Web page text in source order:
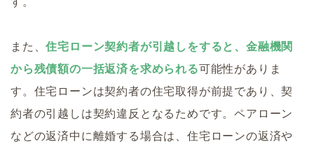
また、住宅ローン契約者が引越しをすると、金融機関
から残債額の一括返済を求められる可能性がありま
す。住宅ローンは契約者の住宅取得が前提であり、契
約者の引越しは契約違反となるためです。ペアローン
などの返済中に離婚する場合は、住宅ローンの返済や